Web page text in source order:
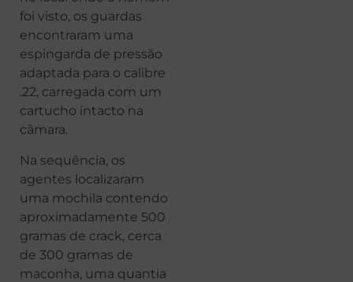
foi visto, os guardas
encontraram uma
espingarda de pressão
adaptada para o calibre
.22, carregada com um
cartucho intacto na
câmara.
Na sequência, os
agentes localizaram
uma mochila contendo
aproximadamente 500
gramas de crack, cerca
de 300 gramas de
maconha, uma quantia